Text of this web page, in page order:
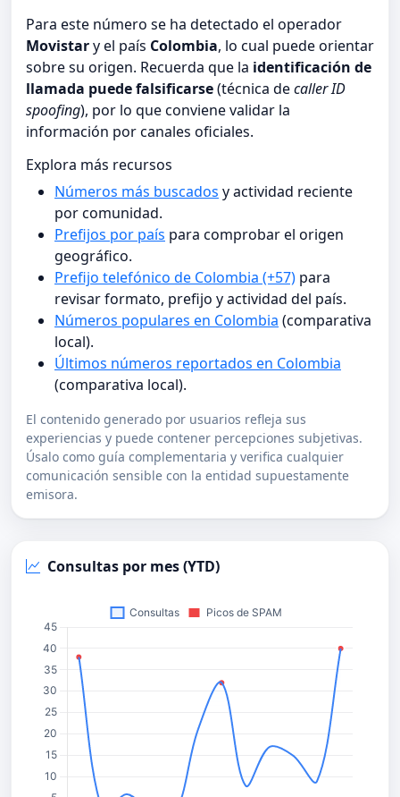
Para este número se ha detectado el operador
Movistary el país Colombia, lo cual puede orientar
sobre su origen. Recuerda que la identificación de
llamada puede falsificarse(técnica decaller ID
spoofing), por lo que conviene validar la
información por canales oficiales.
Explora más recursos
Números más buscados y actividad reciente
por comunidad.
Prefijos por país para comprobar el origen
geográfico.
Prefijo telefónico de Colombia (+57) para
revisar formato, prefijo y actividad del país.
Números populares en Colombia (comparativa
local).
Últimos números reportados en Colombia
(comparativa local).
El contenido generado por usuarios refleja sus
experiencias y puede contener percepciones subjetivas.
Úsalo como guía complementaria y verifica cualquier
comunicación sensible con la entidad supuestamente
emisora.
Consultas por mes (YTD)